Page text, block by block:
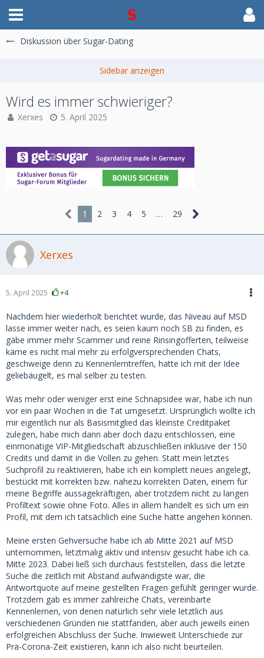
Diskussion über Sugar-Dating
Wird es immer schwieriger?
Xerxes 5. April 2025
1 2 3 4 5 … 29
Xerxes
5. April 2025 +4
Nachdem hier wiederholt berichtet wurde, das Niveau auf MSD
lasse immer weiter nach, es seien kaum noch SB zu finden, es
gäbe immer mehr Scammer und reine Rinsingofferten, teilweise
käme es nicht mal mehr zu erfolgversprechenden Chats,
geschweige denn zu Kennenlerntreffen, hatte ich mit der Idee
geliebäugelt, es mal selber zu testen.
Was mehr oder weniger erst eine Schnapsidee war, habe ich nun
vor ein paar Wochen in die Tat umgesetzt. Ursprünglich wollte ich
mir eigentlich nur als Basismitglied das kleinste Creditpaket
zulegen, habe mich dann aber doch dazu entschlossen, eine
einmonatige VIP-Mitgliedschaft abzuschließen inklusive der 150
Credits und damit in die Vollen zu gehen. Statt mein letztes
Suchprofil zu reaktivieren, habe ich ein komplett neues angelegt,
bestückt mit korrekten bzw. nahezu korrekten Daten, einem für
meine Begriffe aussagekräftigen, aber trotzdem nicht zu langen
Profiltext sowie ohne Foto. Alles in allem handelt es sich um ein
Profil, mit dem ich tatsächlich eine Suche hätte angehen können.
Meine ersten Gehversuche habe ich ab Mitte 2021 auf MSD
unternommen, letztmalig aktiv und intensiv gesucht habe ich ca.
Mitte 2023. Dabei ließ sich durchaus feststellen, dass die letzte
Suche die zeitlich mit Abstand aufwändigste war, die
Antwortquote auf meine gestellten Fragen gefühlt geringer wurde.
Trotzdem gab es immer zahlreiche Chats, vereinbarte
Kennenlernen, von denen natürlich sehr viele letztlich aus
verschiedenen Gründen nie stattfanden, aber auch jeweils einen
erfolgreichen Abschluss der Suche. Inwieweit Unterschiede zur
Prä-Corona-Zeit existieren, kann ich also nicht beurteilen.